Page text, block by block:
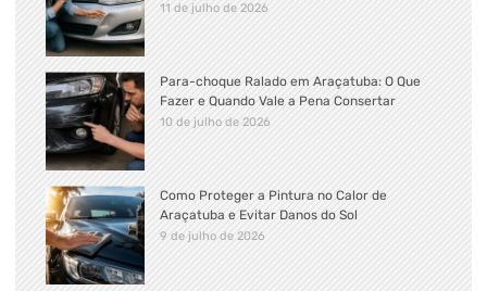
11 de julho de 2026
Para-choque Ralado em Araçatuba: O Que
Fazer e Quando Vale a Pena Consertar
10 de julho de 2026
Como Proteger a Pintura no Calor de
Araçatuba e Evitar Danos do Sol
9 de julho de 2026